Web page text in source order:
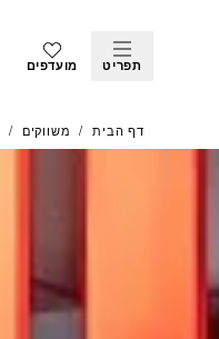
תפריט מועדפים
דף הבית משווקים